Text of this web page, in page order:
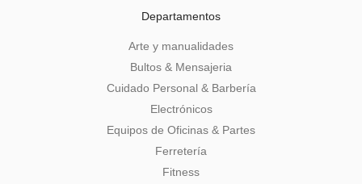
Departamentos
Arte y manualidades
Bultos & Mensajeria
Cuidado Personal & Barbería
Electrónicos
Equipos de Oficinas & Partes
Ferretería
Fitness